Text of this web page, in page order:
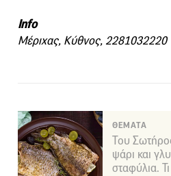
Info
Μέριχας, Κύθνος, 2281032220
ΘΕΜΑΤΑ
Του
ψάρι και
σταφύλια.